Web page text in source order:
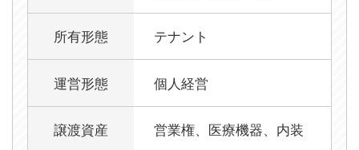
所有形態 テナント
運営形態 個人経営
譲渡資産 営業権、医療機器、内装